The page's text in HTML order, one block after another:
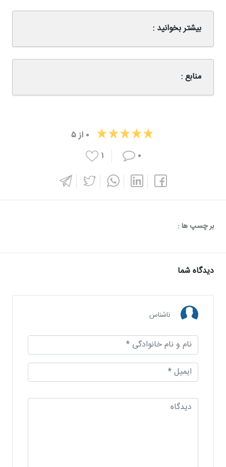
بیشتر بخوانید :
منابع :
۰ از۵
۰
۱
بر چسپ ها :
دیدگاه شما
ناشناس